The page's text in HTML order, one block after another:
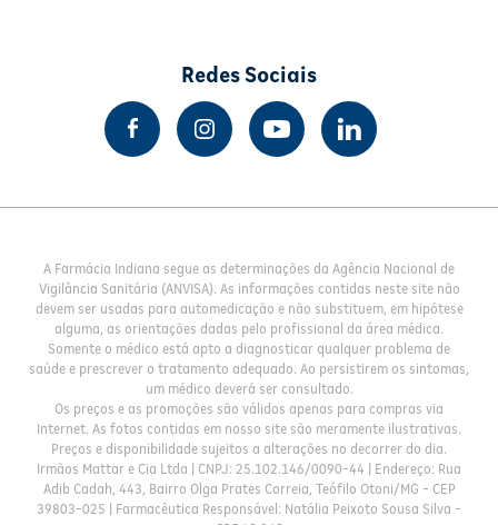
Redes Sociais
A Farmácia Indiana segue as determinações da Agência Nacional de
Vigilância Sanitária (ANVISA). As informações contidas neste site não
devem ser usadas para automedicação e não substituem, em hipótese
alguma, as orientações dadas pelo profissional da área médica.
Somente o médico está apto a diagnosticar qualquer problema de
saúde e prescrever o tratamento adequado. Ao persistirem os sintomas,
um médico deverá ser consultado.
Os preços e as promoções são válidos apenas para compras via
Internet. As fotos contidas em nosso site são meramente ilustrativas.
Preços e disponibilidade sujeitos a alterações no decorrer do dia.
Irmãos Mattar e Cia Ltda | CNPJ: 25.102.146/0090-44 | Endereço: Rua
Adib Cadah, 443, Bairro Olga Prates Correia, Teófilo Otoni/MG - CEP
39803-025 | Farmacêutica Responsável: Natália Peixoto Sousa Silva -